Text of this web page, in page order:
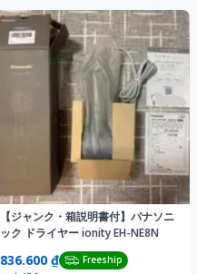
【ジャンク・箱説明書付】パナソニ
ック ドライヤー ionity EH-NE8N
836.600 ₫ Freeship